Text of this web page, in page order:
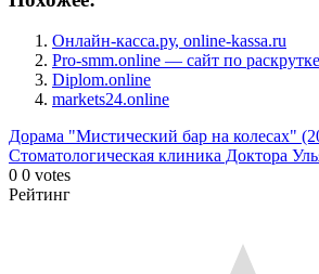
Онлайн-касса.ру, online-kassa.ru
Pro-smm.online — сайт по
Diplom.online
markets24.online
Дорама "Мистический бар на колесах"
Стоматологическая клиника Доктора
0 0 votes
Рейтинг